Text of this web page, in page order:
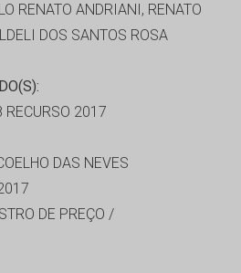
RENATO ANDRIANI, RENATO
DOS SANTOS ROSA
2017
DAS NEVES
DE PREÇO /